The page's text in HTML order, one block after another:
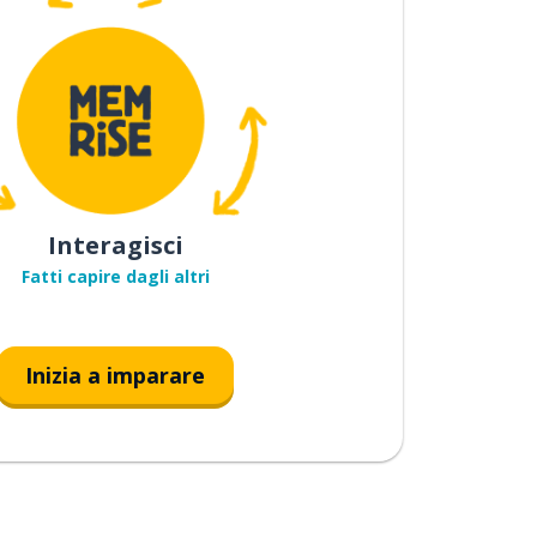
Interagisci
Fatti capire dagli altri
Inizia a imparare